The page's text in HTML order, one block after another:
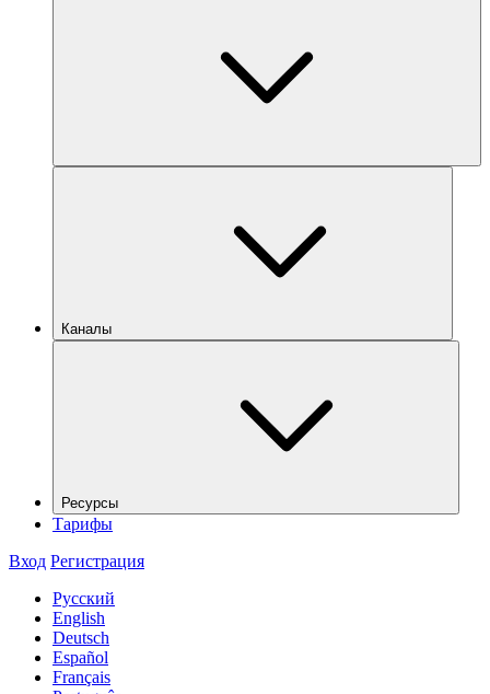
Каналы
Ресурсы
Тарифы
Вход Регистрация
Русский
English
Deutsch
Español
Français